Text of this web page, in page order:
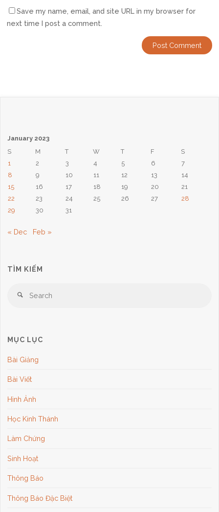
Save my name, email, and site URL in my browser for
next time I post a comment.
January 2023
S
M T W T F
S
1
2 3 4 5 6
7
8
9 10 11 12 13
14
15
16 17 18 19 20
21
22
23 24 25 26 27
28
29
30 31
« Dec Feb »
TÌM KIẾM
Search
MỤC LỤC
Bài Giảng
Bài Viết
Hình Ảnh
Học Kinh Thánh
Làm Chứng
Sinh Hoạt
Thông Báo
Thông Báo Đặc Biệt